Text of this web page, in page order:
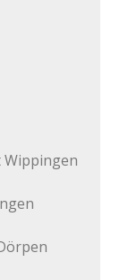
Wippingen